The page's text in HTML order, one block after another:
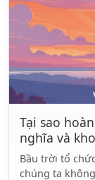
Tại sao
nghĩa và
Bầu trời tổ
chúng ta